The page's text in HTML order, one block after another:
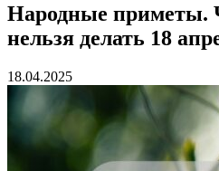
Народные приметы.
нельзя делать 18
18.04.2025